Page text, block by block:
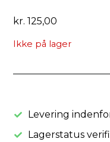
kr. 125,00
Ikke på lager
Levering
Lagerstatus